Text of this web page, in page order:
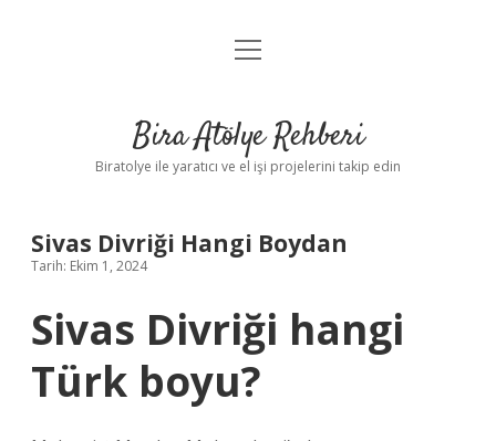
Anasayfa
Yasal Uyarı
menüyü
Bira Atölye Rehberi
Biratolye ile yaratıcı ve el işi projelerini takip edin
Sivas Divriği Hangi Boydan
Tarih: Ekim 1, 2024
Sivas Divriği hangi
Türk boyu?